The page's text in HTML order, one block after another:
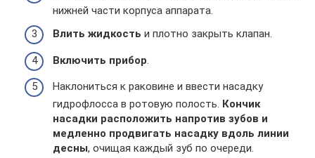
нижней части корпуса аппарата.
Влить жидкость и плотно закрыть клапан.
Включить прибор
Наклониться к раковине и ввести насадку
гидрофлосса в ротовую полость. Кончик
насадки расположить напротив зубов и
медленно продвигать насадку вдоль линии
десны, очищая каждый зуб по очереди.